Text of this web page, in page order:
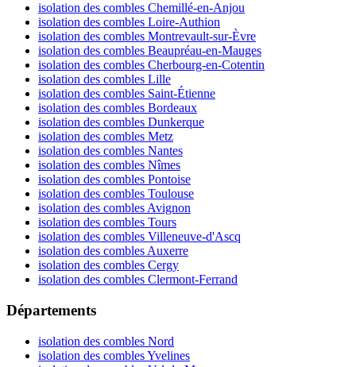
isolation des combles Chemillé-en-Anjou
isolation des combles Loire-Authion
isolation des combles Montrevault-sur-Èvre
isolation des combles Beaupréau-en-Mauges
isolation des combles Cherbourg-en-Cotentin
isolation des combles Lille
isolation des combles Saint-Étienne
isolation des combles Bordeaux
isolation des combles Dunkerque
isolation des combles Metz
isolation des combles Nantes
isolation des combles Nîmes
isolation des combles Pontoise
isolation des combles Toulouse
isolation des combles Avignon
isolation des combles Tours
isolation des combles Villeneuve-d'Ascq
isolation des combles Auxerre
isolation des combles Cergy
isolation des combles Clermont-Ferrand
Départements
isolation des combles Nord
isolation des combles Yvelines